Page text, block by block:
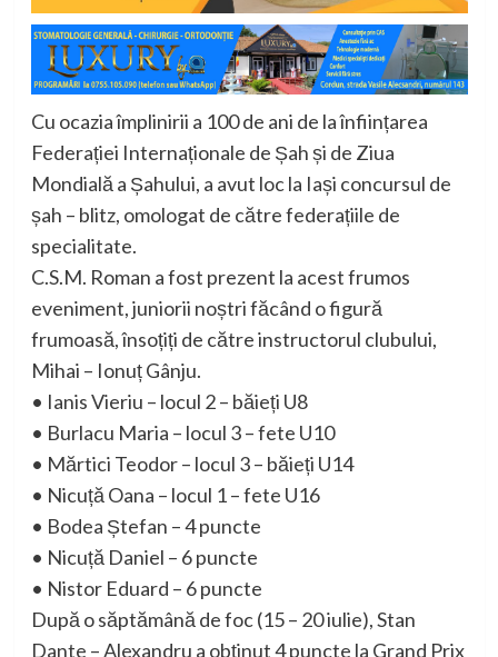
Cu ocazia împlinirii a 100 de ani de la înființarea
Federației Internaționale de Șah și de Ziua
Mondială a Șahului, a avut loc la Iași concursul de
șah – blitz, omologat de către federațiile de
specialitate.
C.S.M. Roman a fost prezent la acest frumos
eveniment, juniorii noștri făcând o figură
frumoasă, însoțiți de către instructorul clubului,
Mihai – Ionuț Gânju.
• Ianis Vieriu – locul 2 – băieți U8
• Burlacu Maria – locul 3 – fete U10
• Mărtici Teodor – locul 3 – băieți U14
• Nicuță Oana – locul 1 – fete U16
• Bodea Ștefan – 4 puncte
• Nicuță Daniel – 6 puncte
• Nistor Eduard – 6 puncte
După o săptămână de foc (15 – 20 iulie), Stan
Dante – Alexandru a obținut 4 puncte la Grand Prix